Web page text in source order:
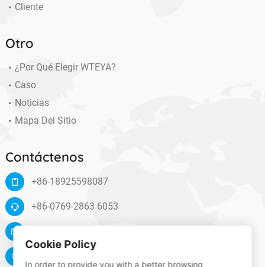
Cliente
Otro
¿Por Qué Elegir WTEYA?
Caso
Noticias
Mapa Del Sitio
Contáctenos
+86-18925598087
+86-0769-2863 6053
Cookie Policy
In order to provide you with a better browsing